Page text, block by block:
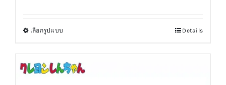
เลือกรูปแบบ
has
multiple
Details